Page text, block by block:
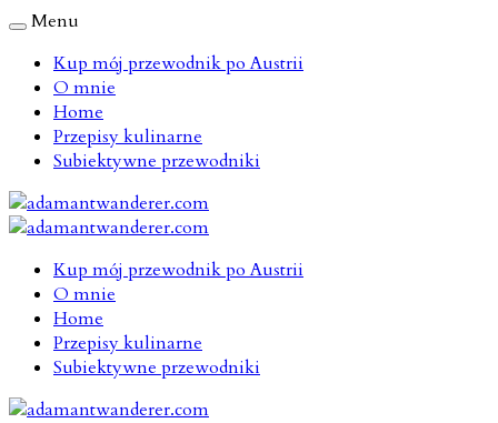
Menu
Kup mój przewodnik po Austrii
O mnie
Home
Przepisy kulinarne
Subiektywne przewodniki
Kup mój przewodnik po Austrii
O mnie
Home
Przepisy kulinarne
Subiektywne przewodniki